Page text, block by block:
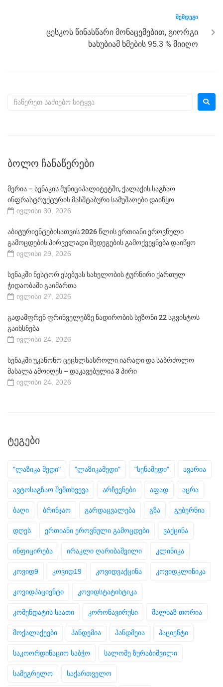
ᲨᲔᲛᲓᲔᲒᲘ
ცესკოს წინასწარი მონაცემებით, გიორგი
ხახუბიამ ხმების 95.3 % მიიღო
ᲑᲝᲚᲝ ᲩᲐᲜᲐᲬᲔᲠᲔᲑᲘ
მერია – სენაკის მუნიციპალიტეტში, ქალაქის საგზაო
ინფრასტრუქტურის მასშტაბური სამუშაოები დაიწყო
ივლისი 30, 2026
აბიტურიენტებისათვის 2026 წლის ერთიანი ეროვნული
გამოცდების პირველადი შედეგების გამოქვეყნება დაიწყო
ივლისი 29, 2026
სენაკში ნესტორ ესებუას სახელობის ტურნირი ქართულ
ჭიდაობაში გაიმართა
ივლისი 27, 2026
გადამფრენ ფრინველებზე ნადირობის სეზონი 22 აგვისტოს
გაიხსნება
ივლისი 24, 2026
სენაკში უკანონო ცეცხლსასროლი იარაღი და საბრძოლო
მასალა ამოიღეს – დაკავებულია 3 პირი
ივლისი 24, 2026
ᲢᲔᲒᲔᲑᲘ
"ლაზიკა მედი" "ლაზიკამედი" "სენამედი" ავარია
ავტოსაგზაო შემთხვევა არჩევნები აფად აცრა
ბაღი ბრინჯაო გარდაცვალება გზა გუბერნია
დღეს ერთიანი ეროვნული გამოცდები ვაქცინა
ინფიცირება ირაკლი ღარიბაშვილი კლინიკა
კოვიდ9 კოვიდ19 კოვიდვაქცინა კოვიდკლინიკა
კოვიდპაციენტი კოვიდსტატისტიკა
კომენდატის საათი კორონავირუსი მალხაზ თორია
მოქალაქეები პანდემია პანდმეია პაციენტი
საკოორდინაციო საბჭო სალომე ზურაბიშვილი
სამეგრელო საქართველო